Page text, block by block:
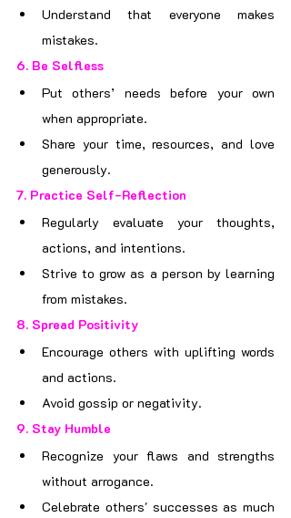
Understand that everyone makes
mistakes.
6. Be Selfless
Put others’ needs before your own
when appropriate.
Share your time, resources, and love
generously.
7. Practice Self-Reflection
Regularly evaluate your thoughts,
actions, and intentions.
Strive to grow as a person by learning
from mistakes.
8. Spread Positivity
Encourage others with uplifting words
and actions.
Avoid gossip or negativity.
9. Stay Humble
Recognize your flaws and strengths
without arrogance.
Celebrate others' successes as much